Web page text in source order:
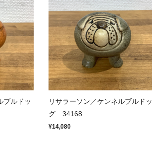
ブルドッ
リサラーソン／ケンネルブルドッ
グ 34168
¥14,080